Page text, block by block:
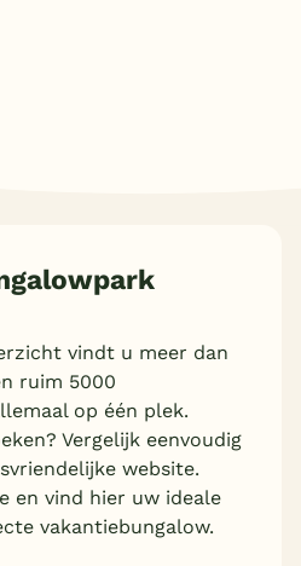
vindt u meer dan
ruim 5000
op één plek.
Vergelijk eenvoudig
website.
en vind hier uw ideale
vakantiebungalow.